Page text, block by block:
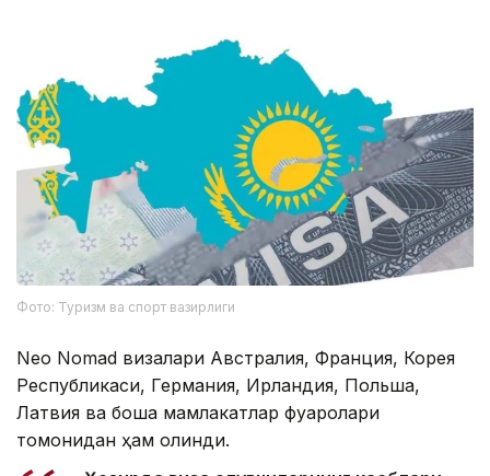
Фото: Туризм ва спорт вазирлиги
Neo Nomad визалари Австралия, Франция, Корея
Республикаси, Германия, Ирландия, Польша,
Латвия ва бошқа мамлакатлар фуқаролари
томонидан ҳам олинди.